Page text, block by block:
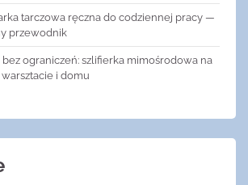
tarczowa ręczna do codziennej pracy —
przewodnik
bez ograniczeń: szlifierka mimośrodowa na
i domu